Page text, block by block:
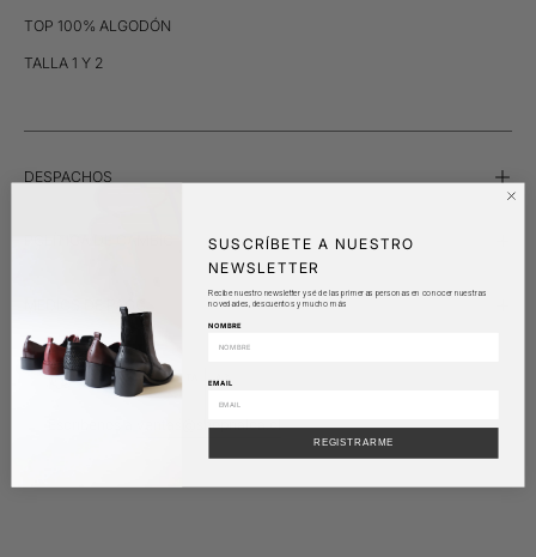
TOP 100% ALGODÓN
TALLA 1 Y 2
DESPACHOS
MEDIOS DE PAGO
¿DUDAS CON TU TALLA?
ventas@shopnalca.cl
SUSCRÍBETE A NUESTRO
NEWSLETTER
Recibe nuestro newsletter y sé de las primeras personas en conocer nuestras
novedades, descuentos y mucho más
NOMBRE
EMAIL
REGISTRARME